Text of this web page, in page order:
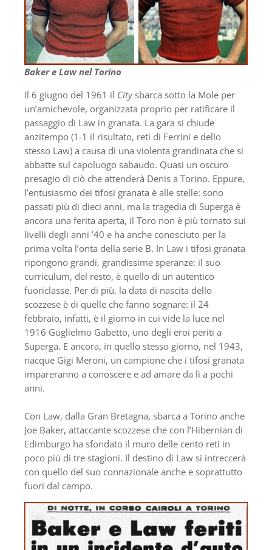
Baker e Law nel Torino
Il 6 giugno del 1961 il City sbarca sotto la Mole per
un’amichevole, organizzata proprio per ratificare il
passaggio di Law in granata. La gara si chiude
anzitempo (1-1 il risultato, reti di Ferrini e dello
stesso Law) a causa di una violenta grandinata che si
abbatte sul capoluogo sabaudo. Quasi un oscuro
presagio di ciò che attenderà Denis a Torino. Eppure,
l’entusiasmo dei tifosi granata è alle stelle: sono
passati più di dieci anni, ma la tragedia di Superga è
ancora una ferita aperta, il Toro non è più tornato sui
livelli degli anni ’40 e ha anche conosciuto per la
prima volta l’onta della serie B. In Law i tifosi granata
ripongono grandi, grandissime speranze: il suo
curriculum, del resto, è quello di un autentico
fuoriclasse. Per di più, la data di nascita dello
scozzese è di quelle che fanno sognare: il 24
febbraio, infatti, è il giorno in cui vide la luce nel
1916 Guglielmo Gabetto, uno degli eroi periti a
Superga. E ancora, in quello stesso giorno, nel 1943,
nacque Gigi Meroni, un campione che i tifosi granata
impareranno a conoscere e ad amare da lì a pochi
anni.
Con Law, dalla Gran Bretagna, sbarca a Torino anche
Joe Baker, attaccante scozzese che con l’Hibernian di
Edimburgo ha sfondato il muro delle cento reti in
poco più di tre stagioni. Il destino di Law si intreccerà
con quello del suo connazionale anche e soprattutto
fuori dal campo.